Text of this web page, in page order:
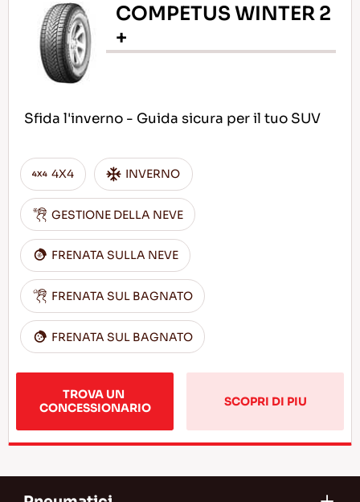
COMPETUS WINTER 2
+
Sfida l'inverno - Guida sicura per il tuo SUV
4X4 INVERNO
GESTIONE DELLA NEVE
FRENATA SULLA NEVE
FRENATA SUL BAGNATO
FRENATA SUL BAGNATO
TROVA UN
CONCESSIONARIO
SCOPRI DI PIU